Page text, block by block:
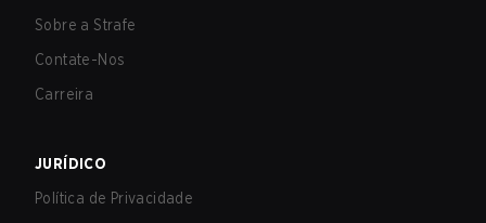
Sobre a Strafe
Contate-Nos
Carreira
JURÍDICO
Política de Privacidade